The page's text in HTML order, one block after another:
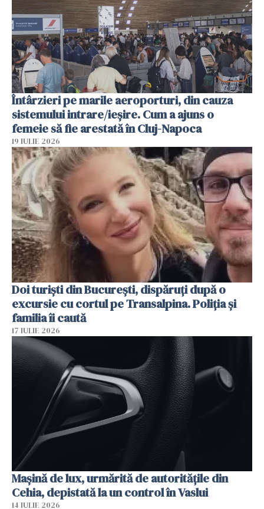
Întârzieri pe marile aeroporturi, din cauza
sistemului intrare/ieșire. Cum a ajuns o
femeie să fie arestată în Cluj-Napoca
19 IULIE 2026
Doi turiști din București, dispăruți după o
excursie cu cortul pe Transalpina. Poliția și
familia îi caută
17 IULIE 2026
Mașină de lux, urmărită de autoritățile din
Cehia, depistată la un control în Vaslui
14 IULIE 2026